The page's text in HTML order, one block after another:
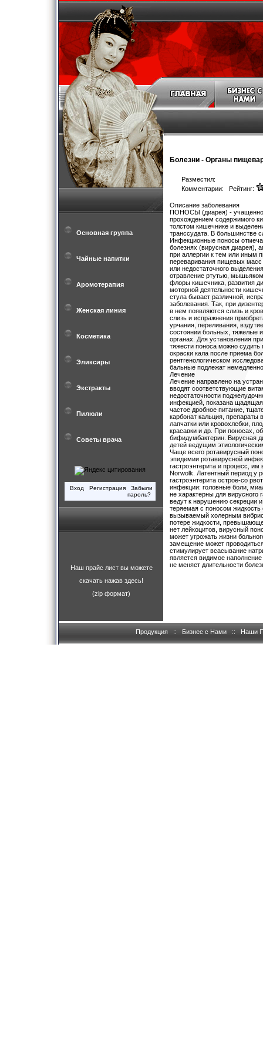
Основная группа
Чайные напитки
Аромотерапия
Женская линия
Косметика
Эликсиры
Экстракты
Пилюли
Советы врача
Вход Регистрация
Забыли
пароль?
Наш прайс лист вы можете
скачать нажав здесь!
(zip формат)
Болезни - Органы
Разместил:
Комментарии: Рейтинг:
Описание заболевания
ПОНОСЫ (диарея) - учащенное
прохождением содержимого
толстом кишечнике и
транссудата. В большинстве
Инфекционные поносы
болезнях (вирусная диарея),
при аллергии к тем или иным
переваривания пищевых масс
или недостаточного
отравление ртутью,
флоры кишечника, развития
моторной деятельности
стула бывает различной,
заболевания. Так, при
в нем появляются слизь и
слизь и испражнения
урчания, переливания,
состоянии больных, тяжелые
органах. Для установления
тяжести поноса можно судить
окраски кала после приема
рентгенологическом
бальные подлежат
Лечение
Лечение направлено на
вводят соответствующие
недостаточности
инфекцией, показана щадящая
частое дробное питание,
карбонат кальция, препараты
лапчатки или кровохлебки,
красавки и др. При поносах,
бифидумбактерин. Вирусная
детей ведущим
Чаще всего ротавирусный
эпидемии ротавирусной
гастроэнтерита и процесс,
Norwolk. Латентный период у
гастроэнтерита острое-со
инфекции: головные боли,
не характерны для вирусного
ведут к нарушению секреции
теряемая с поносом
вызываемый холерным
потере жидкости,
нет лейкоцитов, вирусный
может угрожать жизни
замещение может
стимулирует всасывание
является видимое
не меняет длительности
Продукция :: Бизнес с Нами :: Наши